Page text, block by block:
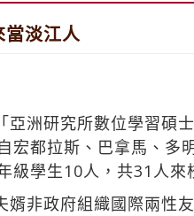
當淡江人
亞洲研究所數位學習
宏都拉斯、巴拿馬、
級學生10人，共31人來
非政府組織國際兩性